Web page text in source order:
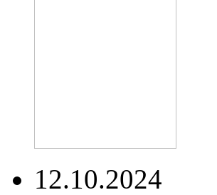
12.10.2024